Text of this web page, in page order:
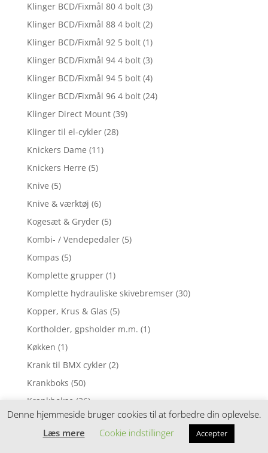
Klinger BCD/Fixmål 80 4 bolt (3)
Klinger BCD/Fixmål 88 4 bolt (2)
Klinger BCD/Fixmål 92 5 bolt (1)
Klinger BCD/Fixmål 94 4 bolt (3)
Klinger BCD/Fixmål 94 5 bolt (4)
Klinger BCD/Fixmål 96 4 bolt (24)
Klinger Direct Mount (39)
Klinger til el-cykler (28)
Knickers Dame (11)
Knickers Herre (5)
Knive (5)
Knive & værktøj (6)
Kogesæt & Gryder (5)
Kombi- / Vendepedaler (5)
Kompas (5)
Komplette grupper (1)
Komplette hydrauliske skivebremser (30)
Kopper, Krus & Glas (5)
Kortholder, gpsholder m.m. (1)
Køkken (1)
Krank til BMX cykler (2)
Krankboks (50)
Krankbokse (26)
Krankbokse BSA med Firkantet aksel (19)
Krankbokse BSA med Octalink aksel (8)
Denne hjemmeside bruger cookies til at forbedre din oplevelse.
Læs mere
Cookie indstillinger Accepter